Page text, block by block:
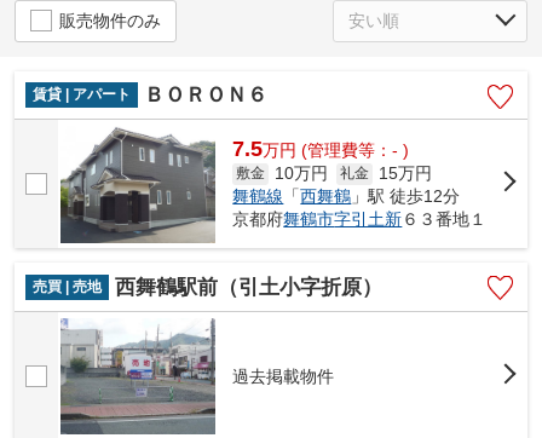
販売物件のみ
賃貸 | アパート ＢＯＲＯＮ６
7.5万円 (管理費等：- )
敷金 10万円 礼金
15万円
舞鶴線 「西舞鶴 」駅 徒歩12分
京都府舞鶴市字引土新６３番地１
売買 | 売地 西舞鶴駅前（引土小字折原）
過去掲載物件